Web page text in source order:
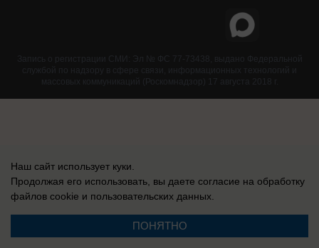
Запись о регистрации СМИ: Эл № ФС 77-73438, выдано Федеральной
службой по надзору в сфере связи, информационных технологий и
массовых коммуникаций (Роскомнадзор) 17 августа 2018 г.
Наш сайт использует куки.
Продолжая его использовать, вы даете согласие на обработку
файлов cookie и пользовательских данных.
ПОНЯТНО